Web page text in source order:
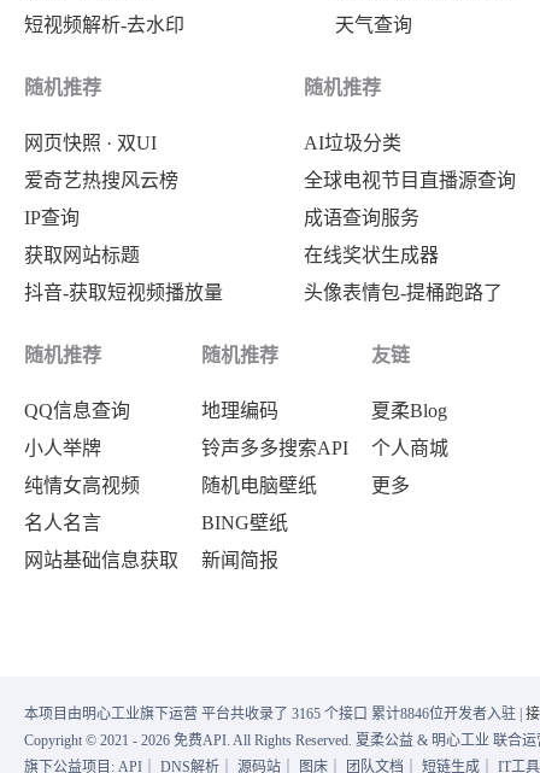
短视频解析-去水印
天气查询
随机推荐
网页快照 · 双UI
爱奇艺热搜风云榜
IP查询
获取网站标题
抖音-获取短视频播放量
随机推荐
AI垃圾分类
全球电视节目直播源查询
成语查询服务
在线奖状生成器
头像表情包-提桶跑路了
随机推荐
QQ信息查询
小人举牌
纯情女高视频
名人名言
网站基础信息获取
随机推荐
地理编码
铃声多多搜索API
随机电脑壁纸
BING壁纸
新闻简报
友链
夏柔Blog
个人商城
更多
本项目由明心工业旗下运营 平台共收录了 3165 个接口 累计8846位开发者入驻 |
Copyright © 2021 - 2026 免费API. All Rights Reserved. 夏柔公益 & 明心工业 联合
旗下公益项目: API DNS解析 源码站 图床 团队文档 短链生成 IT工